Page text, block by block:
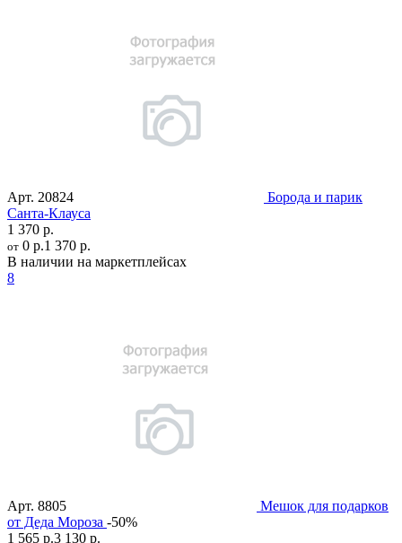
Арт. 20824
Борода и парик
Санта-Клауса
1 370 р.
от 0 р.1 370 р.
В наличии на маркетплейсах
8
Арт. 8805
Мешок для подарков
от Деда Мороза -50%
1 565 р.3 130 р.